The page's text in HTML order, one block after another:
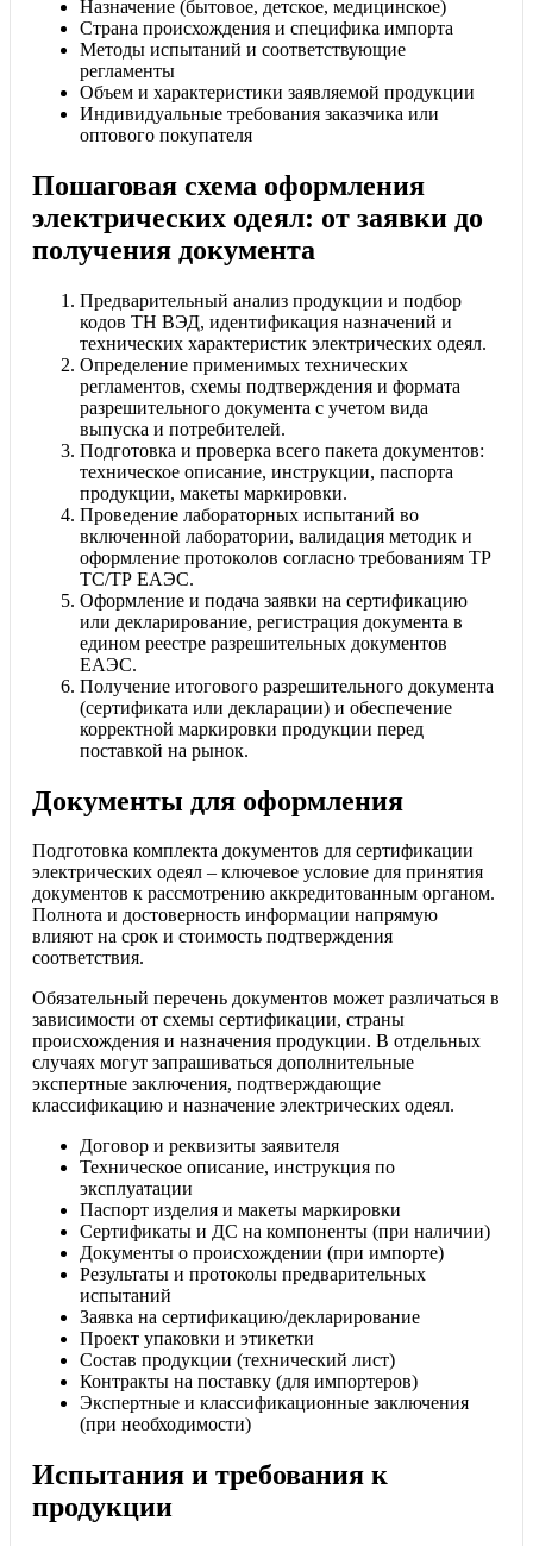
Назначение (бытовое, детское, медицинское)
Страна происхождения и специфика импорта
Методы испытаний и соответствующие
регламенты
Объем и характеристики заявляемой продукции
Индивидуальные требования заказчика или
оптового покупателя
Пошаговая схема оформления
электрических одеял: от заявки до
получения документа
Предварительный анализ продукции и подбор
кодов ТН ВЭД, идентификация назначений и
технических характеристик электрических одеял.
Определение применимых технических
регламентов, схемы подтверждения и формата
разрешительного документа с учетом вида
выпуска и потребителей.
Подготовка и проверка всего пакета документов:
техническое описание, инструкции, паспорта
продукции, макеты маркировки.
Проведение лабораторных испытаний во
включенной лаборатории, валидация методик и
оформление протоколов согласно требованиям ТР
ТС/ТР ЕАЭС.
Оформление и подача заявки на сертификацию
или декларирование, регистрация документа в
едином реестре разрешительных документов
ЕАЭС.
Получение итогового разрешительного документа
(сертификата или декларации) и обеспечение
корректной маркировки продукции перед
поставкой на рынок.
Документы для оформления
Подготовка комплекта документов для сертификации
электрических одеял – ключевое условие для принятия
документов к рассмотрению аккредитованным органом.
Полнота и достоверность информации напрямую
влияют на срок и стоимость подтверждения
соответствия.
Обязательный перечень документов может различаться в
зависимости от схемы сертификации, страны
происхождения и назначения продукции. В отдельных
случаях могут запрашиваться дополнительные
экспертные заключения, подтверждающие
классификацию и назначение электрических одеял.
Договор и реквизиты заявителя
Техническое описание, инструкция по
эксплуатации
Паспорт изделия и макеты маркировки
Сертификаты и ДС на компоненты (при наличии)
Документы о происхождении (при импорте)
Результаты и протоколы предварительных
испытаний
Заявка на сертификацию/декларирование
Проект упаковки и этикетки
Состав продукции (технический лист)
Контракты на поставку (для импортеров)
Экспертные и классификационные заключения
(при необходимости)
Испытания и требования к
продукции